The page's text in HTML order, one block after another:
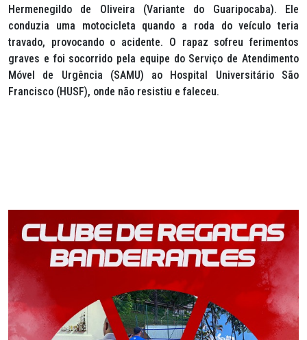
Hermenegildo de Oliveira (Variante do Guaripocaba). Ele
conduzia uma motocicleta quando a roda do veículo teria
travado, provocando o acidente. O rapaz sofreu ferimentos
graves e foi socorrido pela equipe do Serviço de Atendimento
Móvel de Urgência (SAMU) ao Hospital Universitário São
Francisco (HUSF), onde não resistiu e faleceu.